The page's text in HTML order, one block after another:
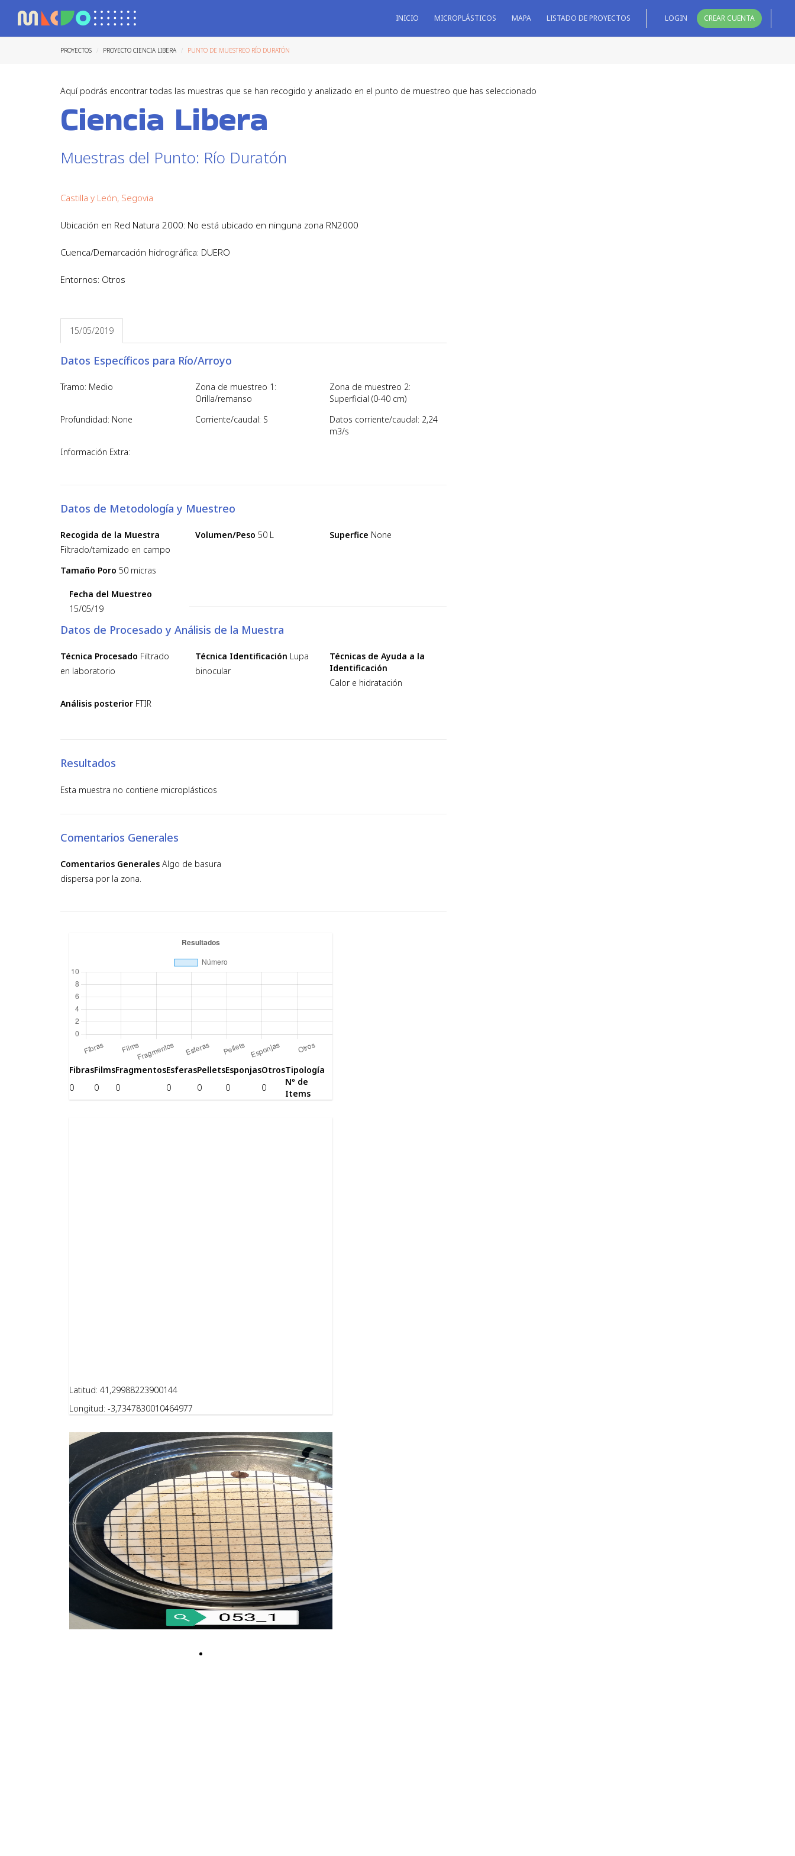
INICIO MICROPLÁSTICOS MAPA LISTADO DE PROYECTOS LOGIN CREAR CUENTA
PROYECTOS PROYECTO CIENCIA LIBERA PUNTO DE MUESTREO RÍO DURATÓN
Aquí podrás encontrar todas las muestras que se han recogido y analizado en el punto de muestreo que has seleccionado
Ciencia Libera
Muestras del Punto: Río Duratón
Castilla y León, Segovia
Ubicación en Red Natura 2000: No está ubicado en ninguna zona RN2000
Cuenca/Demarcación hidrográfica: DUERO
Entornos: Otros
15/05/2019
Datos Específicos para Río/Arroyo
Tramo: Medio
Zona de muestreo 1:
Orilla/remanso
Zona de muestreo 2:
Superficial (0-40 cm)
Profundidad: None
Corriente/caudal: S
Datos corriente/caudal: 2,24
m3/s
Información Extra:
Datos de Metodología y Muestreo
Recogida de la Muestra
Filtrado/tamizado en campo
Volumen/Peso 50 L Superfice None
Tamaño Poro 50 micras
Fecha del Muestreo
15/05/19
Datos de Procesado y Análisis de la Muestra
Técnica Procesado Filtrado
en laboratorio
Técnica Identificación Lupa
binocular
Técnicas de Ayuda a la
Identificación
Calor e hidratación
Análisis posterior FTIR
Resultados
Esta muestra no contiene microplásticos
Comentarios Generales
Comentarios Generales Algo de basura
dispersa por la zona.
FibrasFilmsFragmentosEsferasPelletsEsponjasOtrosTipología
0
0 0 0 0 0 0
Nº de
Items
Latitud: 41,29988223900144
Longitud: -3,7347830010464977